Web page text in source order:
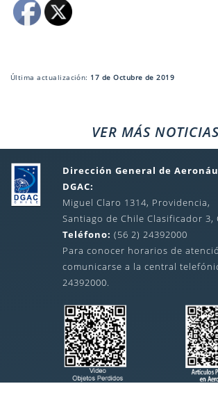
Última actualización: 17 de Octubre de 2019
VER MÁS
Dirección General de
DGAC:
Miguel Claro 1314, Providencia,
Santiago de Chile Clasificador 3,
Teléfono: (56 2) 24392000
Para conocer horarios de
comunicarse a la central
24392000.